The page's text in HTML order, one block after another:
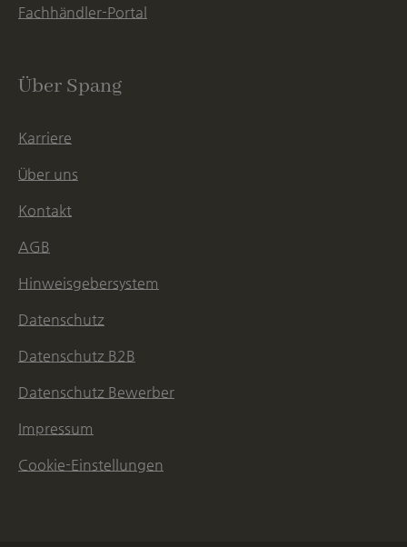
Fachhändler-Portal
Über Spang
Karriere
Über uns
Kontakt
AGB
Hinweisgebersystem
Datenschutz
Datenschutz B2B
Datenschutz Bewerber
Impressum
Cookie-Einstellungen